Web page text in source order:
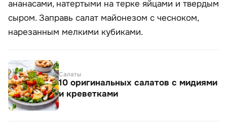
ананасами, натертыми на терке яйцами и твердым
сыром. Заправь салат майонезом с чесноком,
нарезанным мелкими кубиками.
Салаты
10 оригинальных салатов с мидиями
и креветками